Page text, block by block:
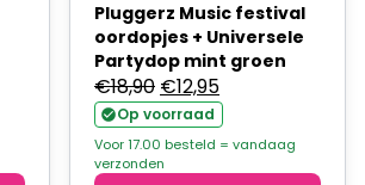
Pluggerz Music festival
oordopjes + Universele
Partydop mint groen
€18,90 Oorspronkelijke
prijs
was:
€18,90.
€12,95Huidige
prijs
is:
€12,95.
Op voorraad
Voor 17.00 besteld = vandaag
verzonden